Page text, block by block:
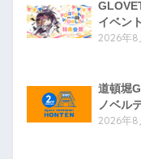
イベン
2026年8
道頓堀
ノベル
2026年8